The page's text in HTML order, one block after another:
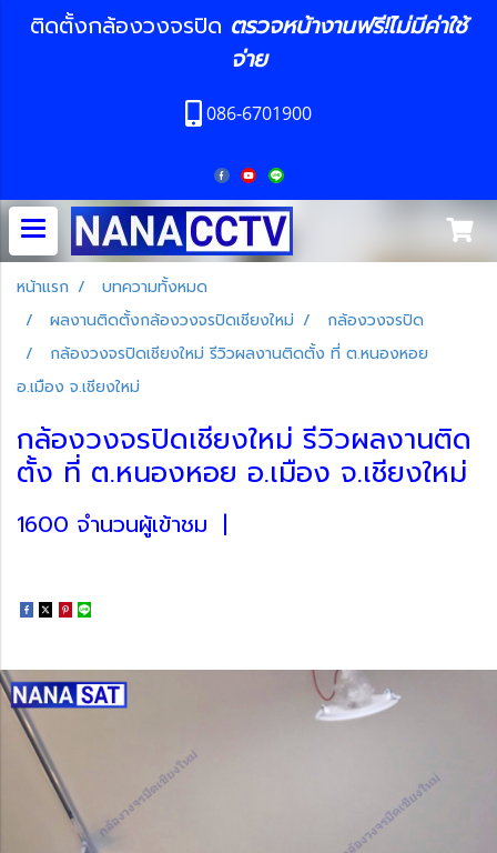
ติดตั้งกล้องวงจรปิด ตรวจหน้างานฟรี!ไม่มีค่าใช้
จ่าย
086-6701900
หน้าแรก
บทความทั้งหมด
ผลงานติดตั้งกล้องวงจรปิดเชียงใหม่
กล้องวงจรปิด
กล้องวงจรปิดเชียงใหม่ รีวิวผลงานติดตั้ง ที่ ต.หนองหอย
อ.เมือง จ.เชียงใหม่
กล้องวงจรปิดเชียงใหม่ รีวิวผลงานติด
ตั้ง ที่ ต.หนองหอย อ.เมือง จ.เชียงใหม่
1600 จำนวนผู้เข้าชม |